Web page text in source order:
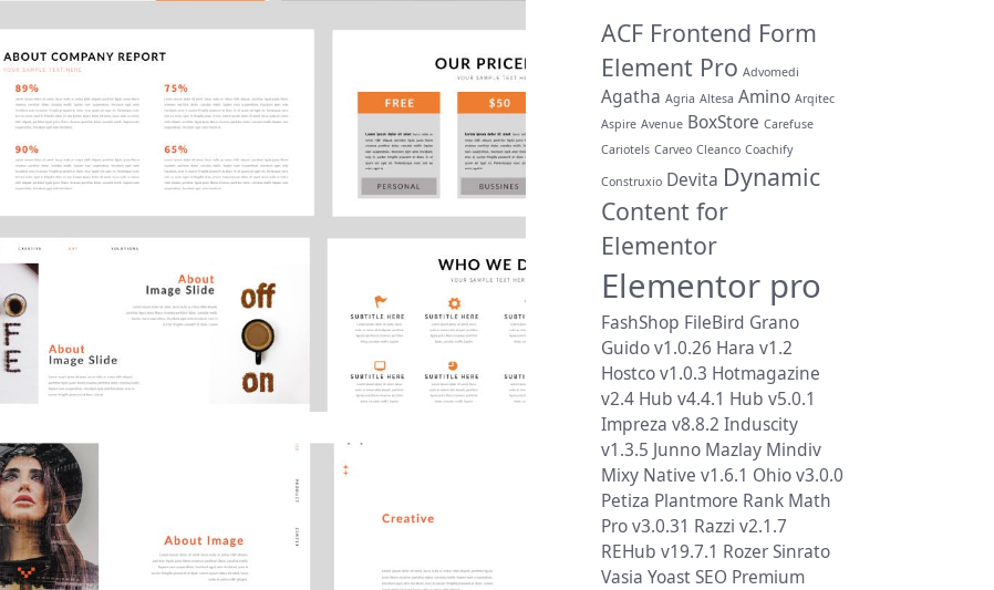
ACF Frontend Form
Element Pro Advomedi
Agatha Agria Altesa Amino Arqitec
Aspire Avenue BoxStore Carefuse
Cariotels Carveo Cleanco Coachify
Construxio Devita Dynamic
Content for
Elementor
Elementor pro
FashShop FileBird Grano
Guido v1.0.26 Hara v1.2
Hostco v1.0.3 Hotmagazine
v2.4 Hub v4.4.1 Hub v5.0.1
Impreza v8.8.2 Induscity
v1.3.5 Junno Mazlay Mindiv
Mixy Native v1.6.1 Ohio v3.0.0
Petiza Plantmore Rank Math
Pro v3.0.31 Razzi v2.1.7
REHub v19.7.1 RozerSinrato
Vasia Yoast SEO Premium